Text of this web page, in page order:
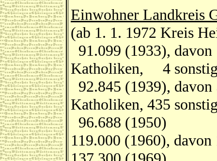
Einwohner Landkreis
(ab 1. 1. 1972 Kreis
91.099 (1933),
Katholiken, 4
92.845 (1939),
Katholiken, 435
96.688 (1950)
119.000 (1960),